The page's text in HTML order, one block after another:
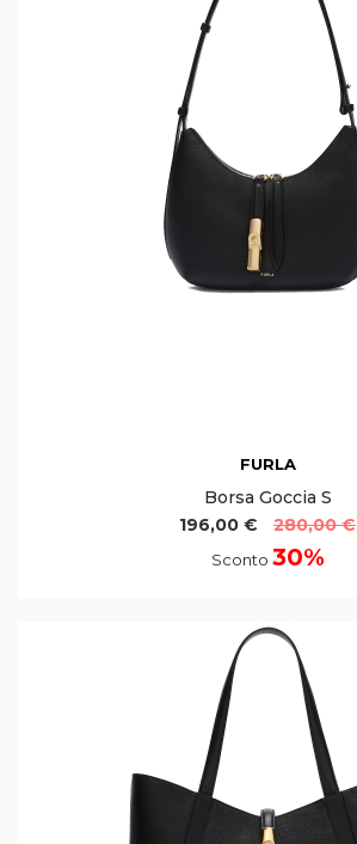
FURLA
Borsa Goccia S
196,00 €
280,00 €
Sconto 30%